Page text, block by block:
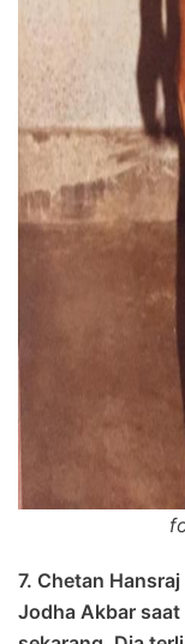
7. Chetan
Jodha Akbar